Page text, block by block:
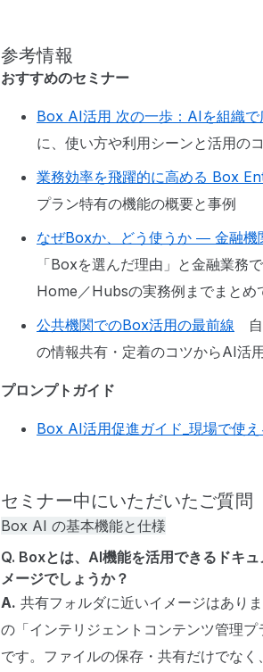
参考情報
おすすめのセミナー
Box AI活用 次の一歩：AIを組織で
に、使い方や利用シーンと活用の
業務効率を飛躍的に高める Box
プラン特有の機能の概要と事例
なぜBoxか、どう使うか ― 金融機
「Boxを選んだ理由」と金融業務
Home／Hubsの実務例までまとめ
公共機関でのBox活用の最前線
の情報共有・定着のコツからAI活
プロンプトガイド
Box AI活用促進ガイド_現場で使
セミナー中にいただいたご質問
Box AI の基本機能と仕様
Q. Boxとは、AI機能を活用できるドキ
メージでしょうか？
A. 共有フォルダに近いイメージはあり
の「インテリジェントコンテンツ管理
です。ファイルの保存・共有だけでな